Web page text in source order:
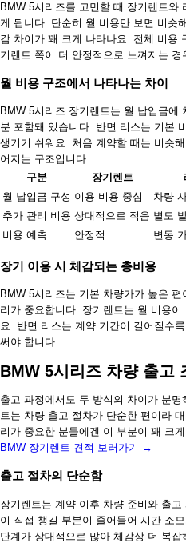
BMW 5시리즈를 고민할 때 장기렌트
게 됩니다. 단순히 월 비용만 보면 비슷
감 차이가 꽤 크게 나타나요. 전체 비용
기렌트 쪽이 더 안정적으로 느껴지는 경
월 비용 구조에서 나타나는 차이
BMW 5시리즈 장기렌트는 월 납입금에
분 포함돼 있습니다. 반면 리스는 기본
생기기 쉬워요. 처음 계약할 때는 비슷
어지는 구조입니다.
구분
장기렌트
월 납입금 구성 이용 비용 중심
차량
추가 관리 비용 상대적으로 적음 별도
비용 예측
안정적 변동
장기 이용 시 체감되는 총비용
BMW 5시리즈는 기본 차량가가 높은
리가 중요합니다. 장기렌트는 월 비용
요. 반면 리스는 계약 기간이 길어질수
써야 합니다.
BMW 5시리즈 차량 출고
출고 과정에서도 두 방식의 차이가 분
트는 차량 출고 절차가 단순한 편이라
리가 중요한 분들에겐 이 부분이 꽤 크
BMW 장기렌트 견적 보러가기 →
출고 절차의 단순함
장기렌트는 계약 이후 차량 준비와 출
이 직접 챙길 부분이 줄어들어 시간 소
단계가 상대적으로 많아 체감상 더 복잡